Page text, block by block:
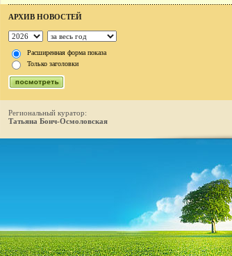
АРХИВ НОВОСТЕЙ
Расширенная форма показа
Только заголовки
Региональный куратор:
Татьяна Бонч-Осмоловская